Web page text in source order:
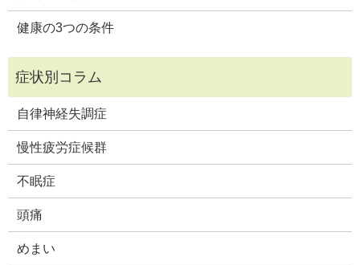
健康の3つの条件
自律神経失調症
慢性疲労症候群
不眠症
頭痛
めまい